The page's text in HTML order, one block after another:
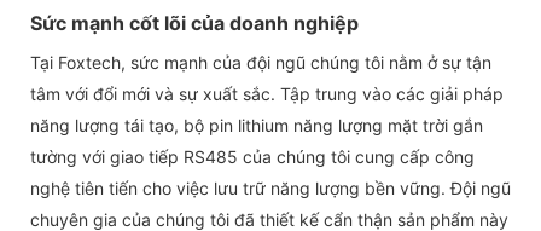
Sức mạnh cốt lõi của doanh nghiệp
Tại Foxtech, sức mạnh của đội ngũ chúng tôi nằm ở sự tận
tâm với đổi mới và sự xuất sắc. Tập trung vào các giải pháp
năng lượng tái tạo, bộ pin lithium năng lượng mặt trời gắn
tường với giao tiếp RS485 của chúng tôi cung cấp công
nghệ tiên tiến cho việc lưu trữ năng lượng bền vững. Đội ngũ
chuyên gia của chúng tôi đã thiết kế cẩn thận sản phẩm này